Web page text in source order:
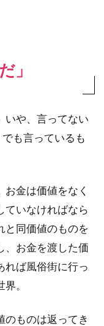
」
いや、言ってない
も言っているも
金は価値をなく
ていなければなら
と同価値のものを
、お金を渡した価
れば風俗街に行っ
。
のものは返ってき